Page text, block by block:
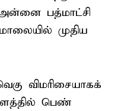
பத்மாட்சி
முதிய
விமரிசையாகக்
பெண்